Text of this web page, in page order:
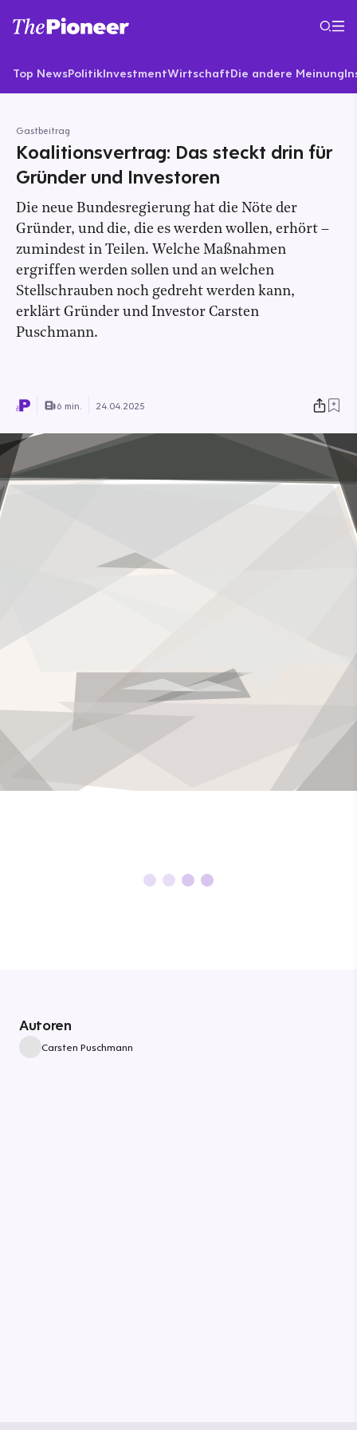
Top NewsPolitikInvestmentWirtschaftDie andere Meinung
Gastbeitrag
Koalitionsvertrag: Das steckt drin für
Gründer und Investoren
Die neue Bundesregierung hat die Nöte der
Gründer, und die, die es werden wollen, erhört –
zumindest in Teilen. Welche Maßnahmen
ergriffen werden sollen und an welchen
Stellschrauben noch gedreht werden kann,
erklärt Gründer und Investor Carsten
Puschmann.
6 min. 24.04.2025
Autoren
Carsten Puschmann